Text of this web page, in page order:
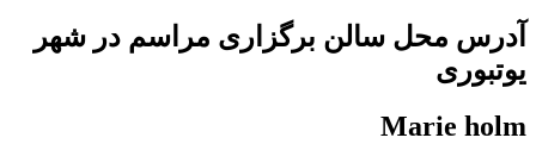
آدرس محل سالن برگزاری مراسم در شهر
یوتبوری
Marie holm